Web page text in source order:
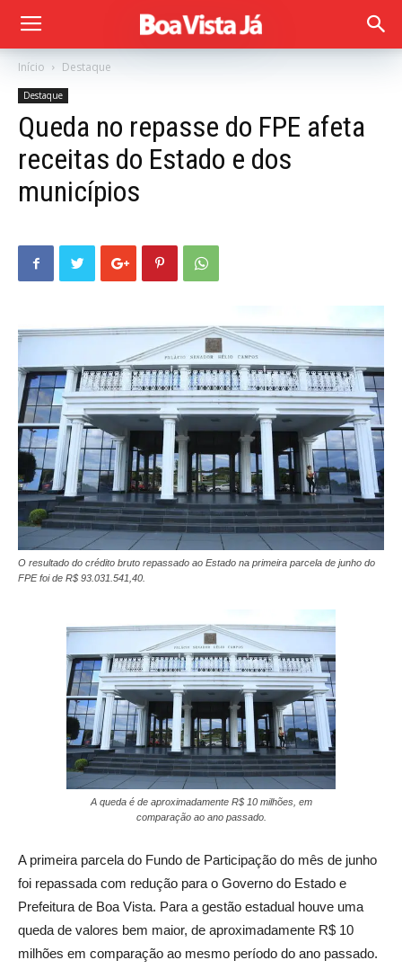
Início Destaque
Destaque
Queda no repasse do FPE afeta
receitas do Estado e dos
municípios
O resultado do crédito bruto repassado ao Estado na primeira parcela de junho do
FPE foi de R$ 93.031.541,40.
A queda é de aproximadamente R$ 10 milhões, em
comparação ao ano passado.
A primeira parcela do Fundo de Participação do mês de junho
foi repassada com redução para o Governo do Estado e
Prefeitura de Boa Vista. Para a gestão estadual houve uma
queda de valores bem maior, de aproximadamente R$ 10
milhões em comparação ao mesmo período do ano passado.